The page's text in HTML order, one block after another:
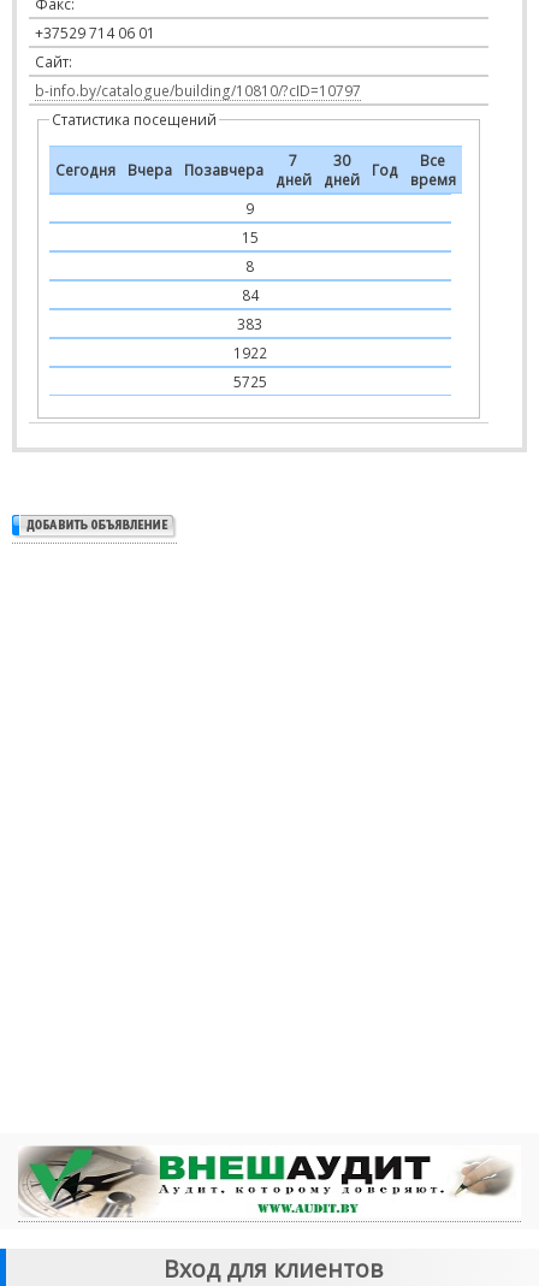
+37529 714 06 01
Сайт:
b-info.by/catalogue/building/10810/?cID=10797
Статистика посещений
Сегодня Вчера Позавчера
7
дней
30
дней
Год
Все
время
9
15
8
84
383
1922
5725
Вход для клиентов